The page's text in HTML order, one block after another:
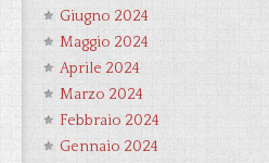
Giugno 2024
Maggio 2024
Aprile 2024
Marzo 2024
Febbraio 2024
Gennaio 2024